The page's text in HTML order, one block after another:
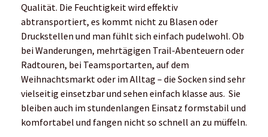
Qualität. Die Feuchtigkeit wird effektiv
abtransportiert, es kommt nicht zu Blasen oder
Druckstellen und man fühlt sich einfach pudelwohl. Ob
bei Wanderungen, mehrtägigen Trail-Abenteuern oder
Radtouren, bei Teamsportarten, auf dem
Weihnachtsmarkt oder im Alltag – die Socken sind sehr
vielseitig einsetzbar und sehen einfach klasse aus. Sie
bleiben auch im stundenlangen Einsatz formstabil und
komfortabel und fangen nicht so schnell an zu müffeln.